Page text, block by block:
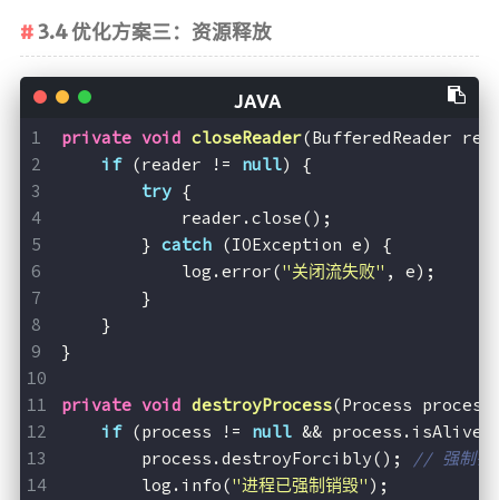
3.4 优化方案三：资源释放
private void closeReader(BufferedReader
if (reader != null) {
try {
            reader.close();
        }
catch (IOException e) {
            log.error(
"关闭流失败" , e);
        }
    }
}
private void destroyProcess(Process
if (process != null &&
        process.destroyForcibly();
// 强制销
        log.info(
"进程已强制销毁" );